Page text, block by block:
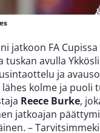
jatkoon FA
avulla
ja
kolme ja puoli
Reece Burke,
jatkoajan
–